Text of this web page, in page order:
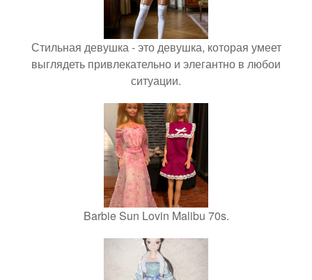
Стильная девушка - это девушка, которая умеет
выглядеть привлекательно и элегантно в любои
ситуации.
Barbie Sun Lovin Malibu 70s.